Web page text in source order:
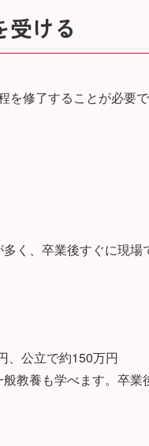
受ける
を修了することが必要
く、卒業後すぐに現場
、公立で約150万円
教養も学べます。卒業